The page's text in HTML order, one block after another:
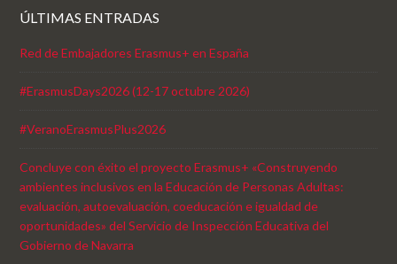
ÚLTIMAS ENTRADAS
Red de Embajadores Erasmus+ en España
#ErasmusDays2026 (12-17 octubre 2026)
#VeranoErasmusPlus2026
Concluye con éxito el proyecto Erasmus+ «Construyendo
ambientes inclusivos en la Educación de Personas Adultas:
evaluación, autoevaluación, coeducación e igualdad de
oportunidades» del Servicio de Inspección Educativa del
Gobierno de Navarra